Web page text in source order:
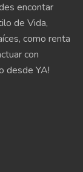
encontar
de Vida,
como renta
con
desde YA!